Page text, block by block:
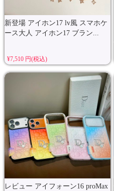
新登場 アイホン17 lv風 スマホケ
ース大人 アイホン17 ブラン...
¥7,510 円(税込)
レビュー アイフォーン16 proMax